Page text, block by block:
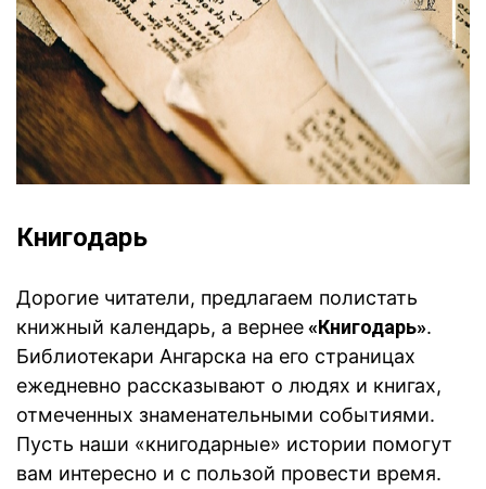
Книгодарь
Дорогие читатели, предлагаем полистать
книжный календарь, а вернее«Книгодарь».
Библиотекари Ангарска на его страницах
ежедневно рассказывают о людях и книгах,
отмеченных знаменательными событиями.
Пусть наши «книгодарные» истории помогут
вам интересно и с пользой провести время.